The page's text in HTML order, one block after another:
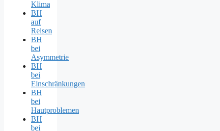
Klima
BH
auf
Reisen
BH
bei
Asymmetrie
BH
bei
Einschränkungen
BH
bei
Hautproblemen
BH
bei